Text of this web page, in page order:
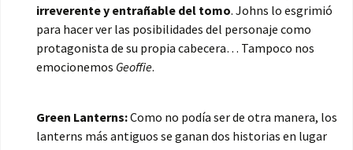
irreverente y entrañable del tomo. Johns lo esgrimió
para hacer ver las posibilidades del personaje como
protagonista de su propia cabecera… Tampoco nos
emocionemos Geoffie.
Green Lanterns:Como no podía ser de otra manera, los
lanterns más antiguos se ganan dos historias en lugar